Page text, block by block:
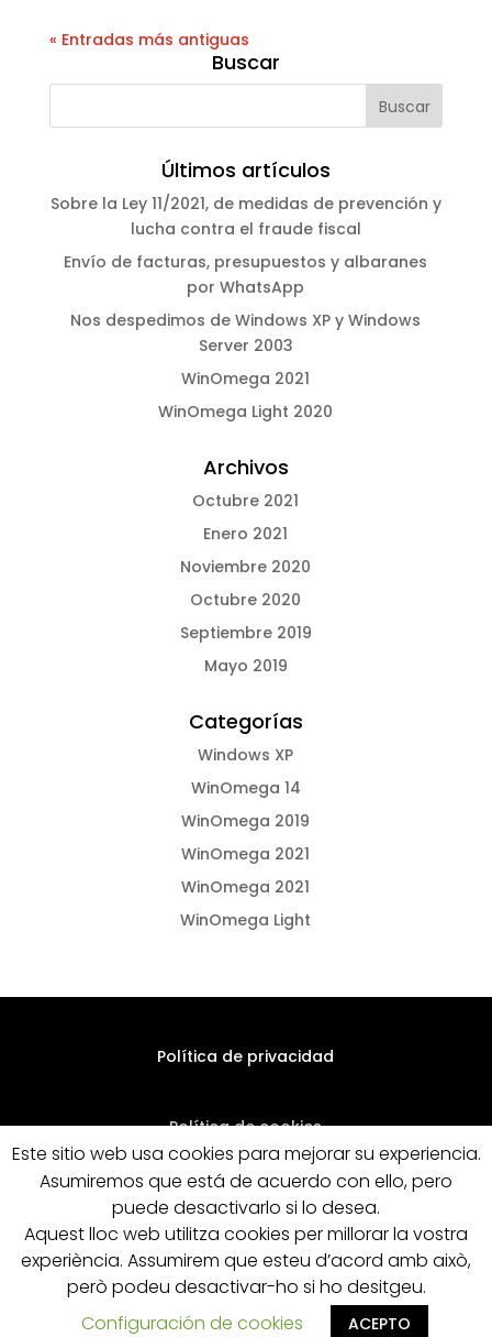
« Entradas más antiguas
Buscar
Últimos artículos
Sobre la Ley 11/2021, de medidas de prevención y
lucha contra el fraude fiscal
Envío de facturas, presupuestos y albaranes
por WhatsApp
Nos despedimos de Windows XP y Windows
Server 2003
WinOmega 2021
WinOmega Light 2020
Archivos
Octubre 2021
Enero 2021
Noviembre 2020
Octubre 2020
Septiembre 2019
Mayo 2019
Categorías
Windows XP
WinOmega 14
WinOmega 2019
WinOmega 2021
WinOmega 2021
WinOmega Light
Política de privacidad
Política de cookies
Condiciones legales de venta
Designed by Pymenta
Este sitio web usa cookies para mejorar su experiencia.
Asumiremos que está de acuerdo con ello, pero
puede desactivarlo si lo desea.
Aquest lloc web utilitza cookies per millorar la vostra
experiència. Assumirem que esteu d’acord amb això,
però podeu desactivar-ho si ho desitgeu.
Configuración de cookies
ACEPTO